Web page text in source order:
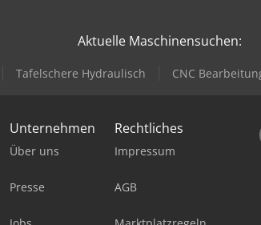
Aktuelle Maschinensuchen:
Tafelschere Hydraulisch CNC
Unternehmen
Über uns
Presse
Rechtliches
Impressum
AGB